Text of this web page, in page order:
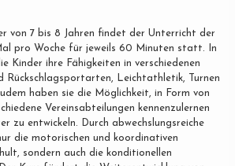
von 7 bis 8 Jahren findet der Unterricht der
pro Woche für jeweils 60 Minuten statt. In
Kinder ihre Fähigkeiten in verschiedenen
Rückschlagsportarten, Leichtathletik, Turnen
haben sie die Möglichkeit, in Form von
Vereinsabteilungen kennenzulernen
zu entwickeln. Durch abwechslungsreiche
die motorischen und koordinativen
sondern auch die konditionellen